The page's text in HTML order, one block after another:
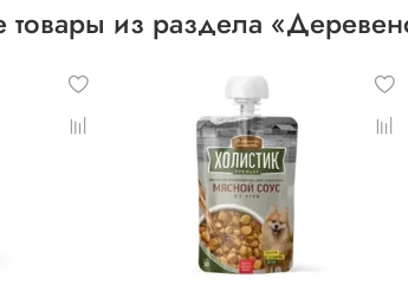
из раздела